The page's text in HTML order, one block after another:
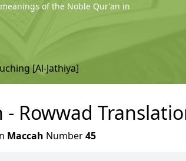
of the Noble Qur'an in
[Al-Jathiya]
Rowwad
Maccah Number45